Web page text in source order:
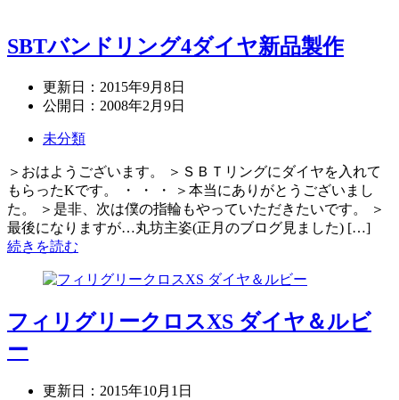
SBTバンドリング4ダイヤ新品製作
更新日： 2015年9月8日
公開日： 2008年2月9日
未分類
＞おはようございます。 ＞ＳＢＴリングにダイヤを入れて
もらったKです。 ・ ・ ・ ＞本当にありがとうございまし
た。 ＞是非、次は僕の指輪もやっていただきたいです。 ＞
最後になりますが…丸坊主姿(正月のブログ見ました) […]
続きを読む
フィリグリークロスXS ダイヤ＆ルビ
ー
更新日： 2015年10月1日